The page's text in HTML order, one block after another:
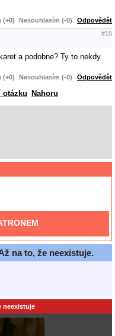
(+0) Nesouhlasím (-0) Odpovědět
#15
a podobne? Ty to nekdy
(+0) Nesouhlasím (-0) Odpovědět
otázku Nahoru
na to, že neexistuje.
neexistuje